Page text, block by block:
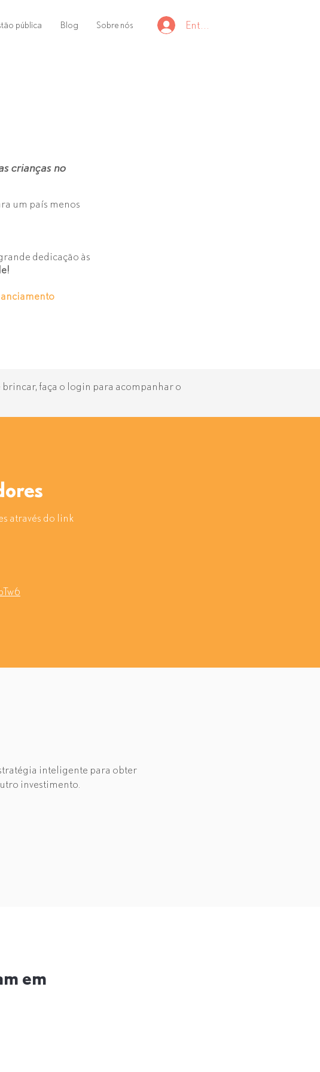
pública Blog Sobre nós Entrar
crianças no
um país menos
dedicação às
faça o login para acompanhar o
através do link
inteligente para obter
investimento.
em